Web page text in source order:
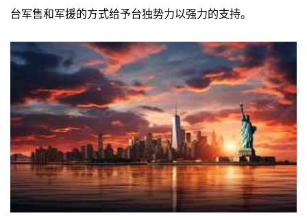
台军售和军援的方式给予台独势力以强力的支持。